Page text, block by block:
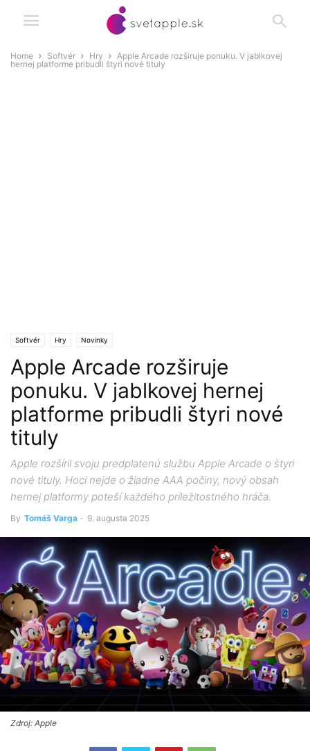
Home Softvér Hry
Apple Arcade rozširuje ponuku. V jablkovej
hernej platforme pribudli štyri nové tituly
Softvér Hry Novinky
Apple Arcade rozširuje
ponuku. V jablkovej hernej
platforme pribudli štyri nové
tituly
Apple rozšíril svoju predplatenú službu Apple Arcade o štyri
nové tituly. Hoci nejde o žiadne AAA počiny, nový obsah
hernej platformy poteší každého príležitostného hráča.
By Tomáš Varga - 9. augusta 2025
Zdroj: Apple